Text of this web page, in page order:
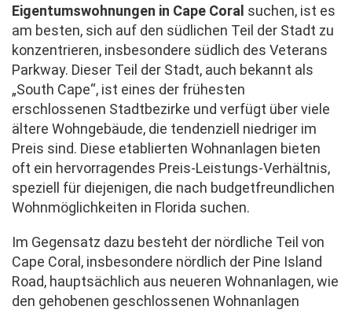
Eigentumswohnungen in Cape Coral suchen, ist es
am besten, sich auf den südlichen Teil der Stadt zu
konzentrieren, insbesondere südlich des Veterans
Parkway. Dieser Teil der Stadt, auch bekannt als
„South Cape“, ist eines der frühesten
erschlossenen Stadtbezirke und verfügt über viele
ältere Wohngebäude, die tendenziell niedriger im
Preis sind. Diese etablierten Wohnanlagen bieten
oft ein hervorragendes Preis-Leistungs-Verhältnis,
speziell für diejenigen, die nach budgetfreundlichen
Wohnmöglichkeiten in Florida suchen.
Im Gegensatz dazu besteht der nördliche Teil von
Cape Coral, insbesondere nördlich der Pine Island
Road, hauptsächlich aus neueren Wohnanlagen, wie
den gehobenen geschlossenen Wohnanlagen